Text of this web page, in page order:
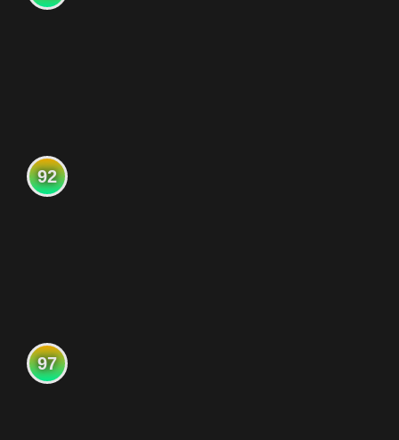
92
97